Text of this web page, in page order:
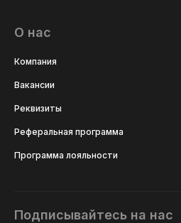
О нас
Компания
Вакансии
Реквизиты
Реферальная программа
Программа лояльности
Подписывайтесь на нас